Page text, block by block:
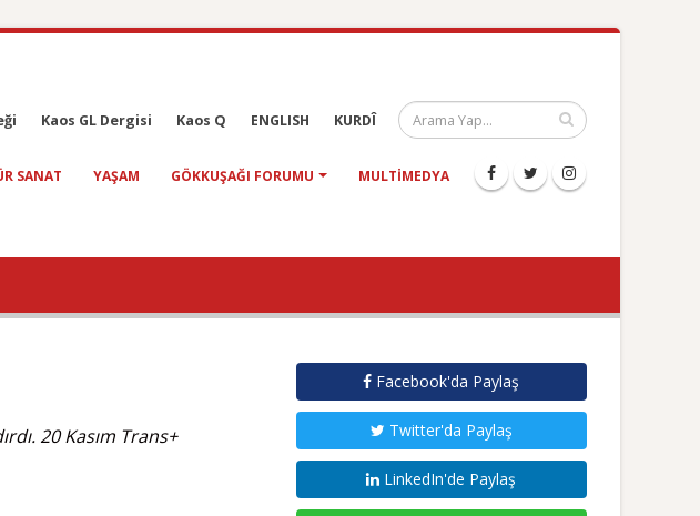
Kaos GL Dergisi Kaos Q ENGLISH KURDÎ
SANAT YAŞAM GÖKKUŞAĞI FORUMU MULTIMEDYA
20 Kasım Trans+
Facebook'da Paylaş
Twitter'da Paylaş
LinkedIn'de Paylaş